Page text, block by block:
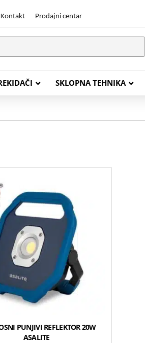
Kontakt Prodajni centar
SKLOPNA TEHNIKA
(H05VV-F)
F)
PUNJIVI REFLEKTOR 20W
ASALITE